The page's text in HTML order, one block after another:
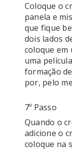
Coloque o
panela e
que fique
dois lados
coloque em
uma
formação
por, pelo
7º Passo
Quando o
adicione o
coloque na